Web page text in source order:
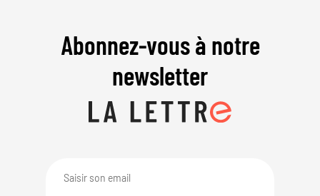
Abonnez-vous à notre
newsletter